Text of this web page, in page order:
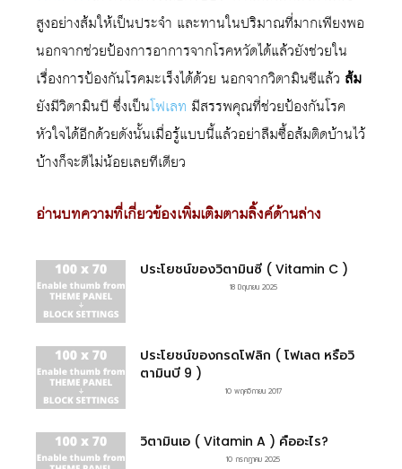
สูงอย่างส้มให้เป็นประจำ และทานในปริมาณที่มากเพียงพอ
นอกจากช่วยป้องการอาการจากโรคหวัดได้แล้วยังช่วยใน
เรื่องการป้องกันโรคมะเร็งได้ด้วย นอกจากวิตามินซีแล้ว ส้ม
ยังมีวิตามินบี ซึ่งเป็นโฟเลท มีสรรพคุณที่ช่วยป้องกันโรค
หัวใจได้อีกด้วยดังนั้นเมื่อรู้แบบนี้แล้วอย่าลืมซื้อส้มติดบ้านไว้
บ้างก็จะดีไม่น้อยเลยทีเดียว
อ่านบทความที่เกี่ยวข้องเพิ่มเติมตามลิ้งค์ด้านล่าง
ประโยชน์ของวิตามินซี ( Vitamin C )
18 มิถุนายน 2025
ประโยชน์ของกรดโฟลิก ( โฟเลต หรือวิ
ตามินบี 9 )
10 พฤศจิกายน 2017
วิตามินเอ ( Vitamin A ) คืออะไร?
10 กรกฎาคม 2025